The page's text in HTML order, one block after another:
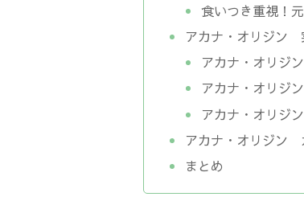
食いつき重視！
アカナ・オリジン
アカナ・オリジ
アカナ・オリジ
アカナ・オリジ
アカナ・オリジン
まとめ